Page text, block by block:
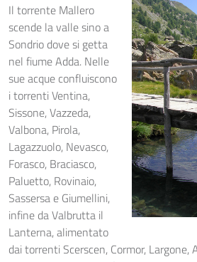
Il torrente Mallero
scende la valle sino a
Sondrio dove si getta
nel fiume Adda. Nelle
sue acque confluiscono
i torrenti Ventina,
Sissone, Vazzeda,
Valbona, Pirola,
Lagazzuolo, Nevasco,
Forasco, Braciasco,
Paluetto, Rovinaio,
Sassersa e Giumellini,
infine da Valbrutta il
Lanterna, alimentato
dai torrenti Scerscen, Cormor, Largone,